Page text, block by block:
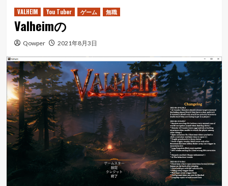
VALHEIM You Tuber ゲーム 無職
Valheimの
Qowper 2021年8月3日